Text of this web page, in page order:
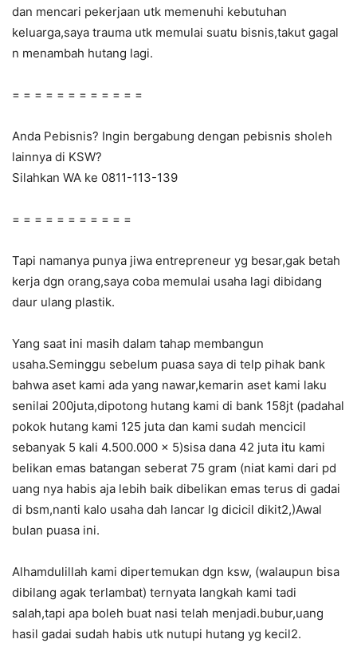
dan mencari pekerjaan utk memenuhi kebutuhan
keluarga,saya trauma utk memulai suatu bisnis,takut gagal
n menambah hutang lagi.
= = = = = = = = = = = =
Anda Pebisnis? Ingin bergabung dengan pebisnis sholeh
lainnya di KSW?
Silahkan WA ke 0811-113-139
= = = = = = = = = = =
Tapi namanya punya jiwa entrepreneur yg besar,gak betah
kerja dgn orang,saya coba memulai usaha lagi dibidang
daur ulang plastik.
Yang saat ini masih dalam tahap membangun
usaha.Seminggu sebelum puasa saya di telp pihak bank
bahwa aset kami ada yang nawar,kemarin aset kami laku
senilai 200juta,dipotong hutang kami di bank 158jt (padahal
pokok hutang kami 125 juta dan kami sudah mencicil
sebanyak 5 kali 4.500.000 x 5)sisa dana 42 juta itu kami
belikan emas batangan seberat 75 gram (niat kami dari pd
uang nya habis aja lebih baik dibelikan emas terus di gadai
di bsm,nanti kalo usaha dah lancar lg dicicil dikit2,)Awal
bulan puasa ini.
Alhamdulillah kami dipertemukan dgn ksw, (walaupun bisa
dibilang agak terlambat) ternyata langkah kami tadi
salah,tapi apa boleh buat nasi telah menjadi.bubur,uang
hasil gadai sudah habis utk nutupi hutang yg kecil2.